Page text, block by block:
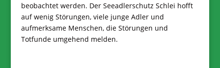
beobachtet werden. Der Seeadlerschutz Schlei hofft
auf wenig Störungen, viele junge Adler und
aufmerksame Menschen, die Störungen und
Totfunde umgehend melden.